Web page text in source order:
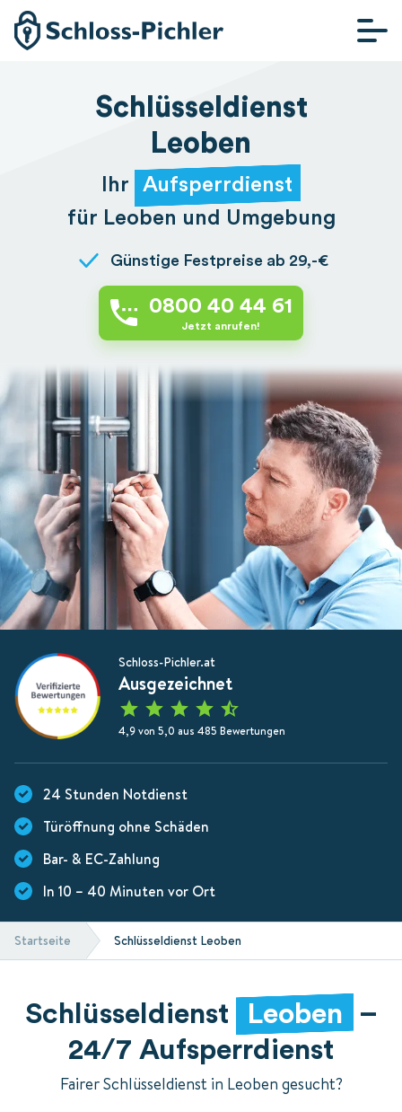
WIEN
SCHLÜSSELDIENST
GRAZ
SCHLÜSSELDIENST
LINZ
ST. PÖLTEN
Schlüsseldienst
Leoben
Ihr
Aufsperrdienst
für Leoben und Umgebung
Günstige Festpreise ab 29,-€
0800 40 44 61
Jetzt anrufen!
Schloss-Pichler.at
Ausgezeichnet
4,9 von 5,0 aus 485 Bewertungen
24 Stunden Notdienst
Türöffnung ohne Schäden
Bar- & EC-Zahlung
In 10 – 40 Minuten vor Ort
Startseite Schlüsseldienst Leoben
Schlüsseldienst Leoben
–
24/7 Aufsperrdienst
Fairer Schlüsseldienst in Leoben gesucht?